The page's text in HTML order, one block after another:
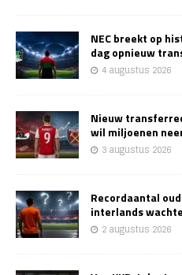
NEC breekt op
dag opnieuw
4 augustus 2026
Nieuw
wil miljoenen
3 augustus 2026
Recordaantal
interlands
2 augustus 2026